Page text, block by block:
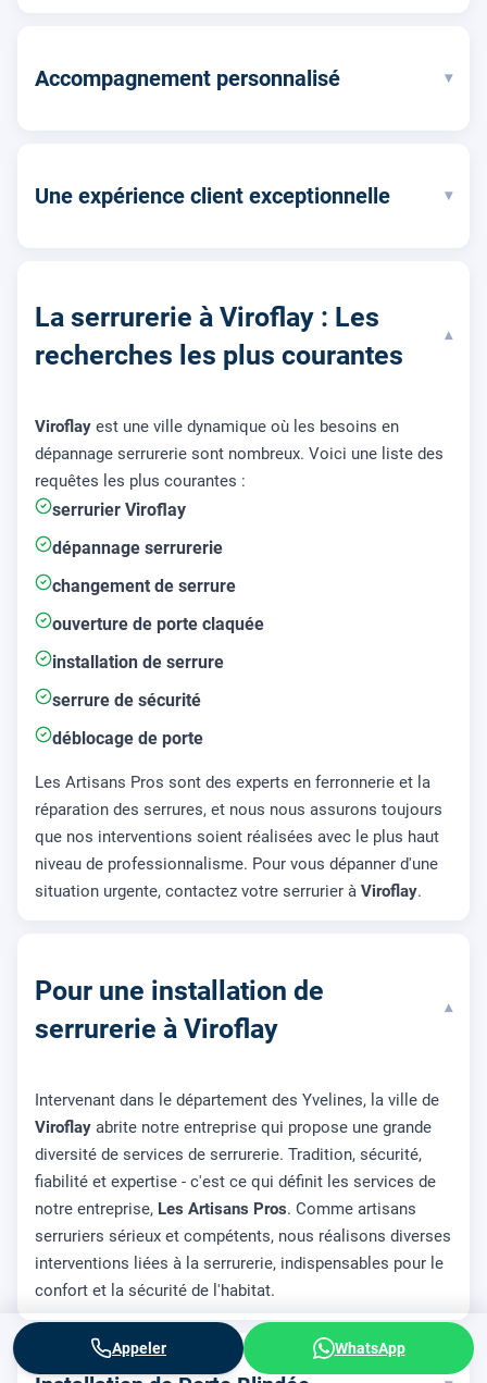
Accompagnement personnalisé ▾
Une expérience client exceptionnelle ▾
La serrurerie à Viroflay : Les
recherches les plus courantes
▾
Viroflay est une ville dynamique où les besoins en
dépannage serrurerie sont nombreux. Voici une liste des
requêtes les plus courantes :
serrurier Viroflay
dépannage serrurerie
changement de serrure
ouverture de porte claquée
installation de serrure
serrure de sécurité
déblocage de porte
Les Artisans Pros sont des experts en ferronnerie et la
réparation des serrures, et nous nous assurons toujours
que nos interventions soient réalisées avec le plus haut
niveau de professionnalisme. Pour vous dépanner d'une
situation urgente, contactez votre serrurier à Viroflay.
Pour une installation de
serrurerie à Viroflay
▾
Intervenant dans le département des Yvelines, la ville de
Viroflay abrite notre entreprise qui propose une grande
diversité de services de serrurerie. Tradition, sécurité,
fiabilité et expertise - c'est ce qui définit les services de
notre entreprise, Les Artisans Pros. Comme artisans
serruriers sérieux et compétents, nous réalisons diverses
interventions liées à la serrurerie, indispensables pour le
confort et la sécurité de l'habitat.
Appeler WhatsApp